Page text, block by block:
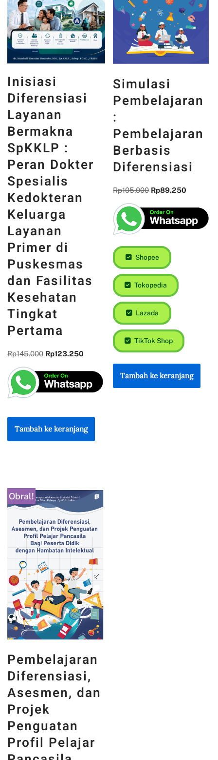
Inisiasi
Diferensiasi
Layanan
Bermakna
SpKKLP :
Peran Dokter
Spesialis
Kedokteran
Keluarga
Layanan
Primer di
Puskesmas
dan Fasilitas
Kesehatan
Tingkat
Pertama
Rp145.000 Rp123.250
Tambah ke keranjang
Simulasi
Pembelajaran
:
Pembelajaran
Berbasis
Diferensiasi
Rp105.000 Rp89.250
Shopee
Tokopedia
Lazada
TikTok Shop
Tambah ke keranjang
Obral!
Pembelajaran
Diferensiasi,
Asesmen, dan
Projek
Penguatan
Profil Pelajar